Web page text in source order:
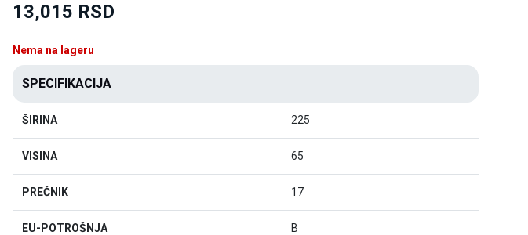
13,015 RSD
Nema na lageru
SPECIFIKACIJA
ŠIRINA 225
VISINA 65
PREČNIK 17
EU-POTROŠNJA B